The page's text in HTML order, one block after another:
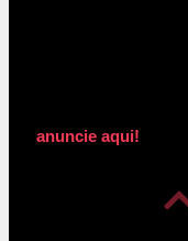
anuncie aqui!